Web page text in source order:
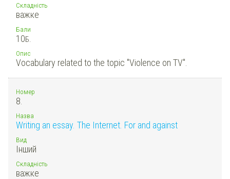
Складність
важке
Бали
10Б.
Опис
Vocabulary related to the topic "Violence on TV".
Номер
8.
Назва
Writing an essay. The Internet. For and against
Вид
Інший
Складність
важке